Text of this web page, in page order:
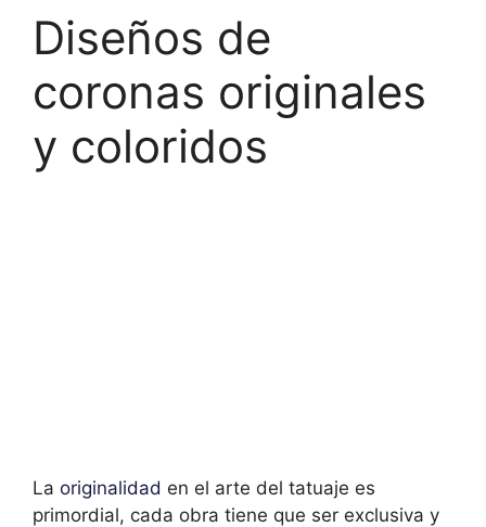
Diseños de
coronas originales
y coloridos
La originalidad en el arte del tatuaje es
primordial, cada obra tiene que ser exclusiva y